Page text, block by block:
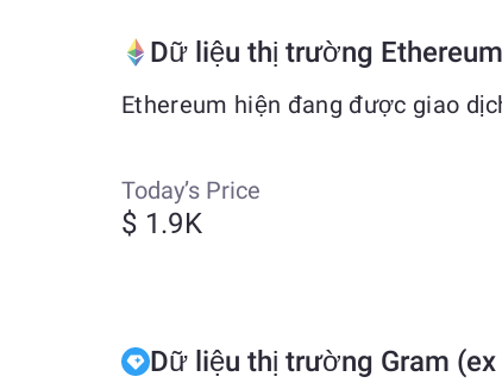
Dữ liệu thị trường Ethereum
Ethereum hiện đang được giao
Today’s Price
$ 1.9K
Dữ liệu thị trường Gram